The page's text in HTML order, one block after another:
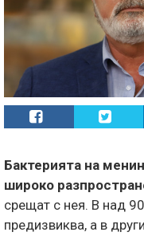
Бактерията на
широко
срещат с нея. В над
предизвиква, а в